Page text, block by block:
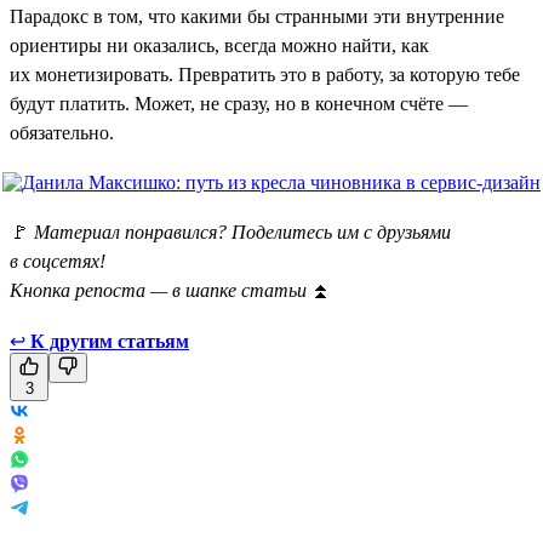
Парадокс в том, что какими бы странными эти внутренние
ориентиры ни оказались, всегда можно найти, как
их монетизировать. Превратить это в работу, за которую тебе
будут платить. Может, не сразу, но в конечном счёте —
обязательно.
🚩 Материал понравился? Поделитесь им с друзьями
в соцсетях!
Кнопка репоста — в шапке статьи ⏫
↩ К другим статьям
3